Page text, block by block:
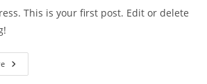
This is your first post. Edit or delete
Hello
World!